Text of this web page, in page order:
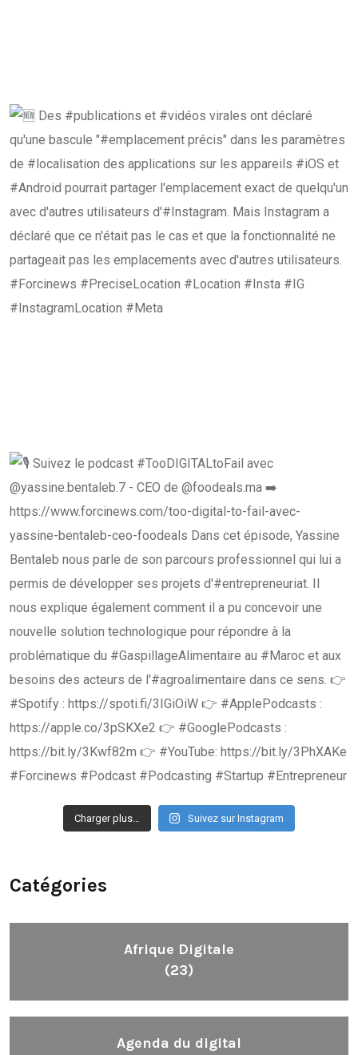
Charger plus… Suivez sur Instagram
Catégories
Afrique Digitale
(23)
Agenda du digital